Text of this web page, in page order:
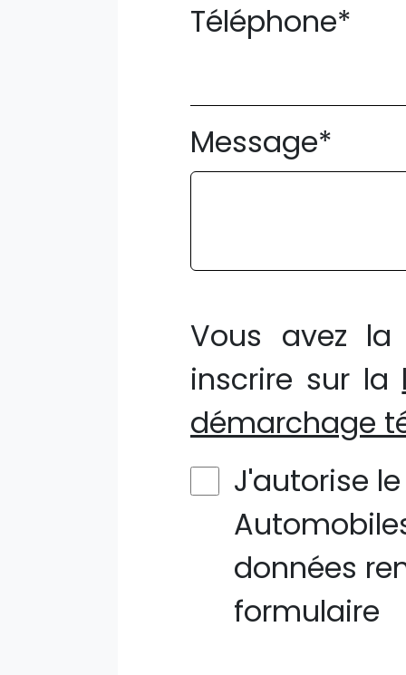
Téléphone*
Message*
Vous avez
inscrire sur la
démarchage
J'autorise
données
formulaire